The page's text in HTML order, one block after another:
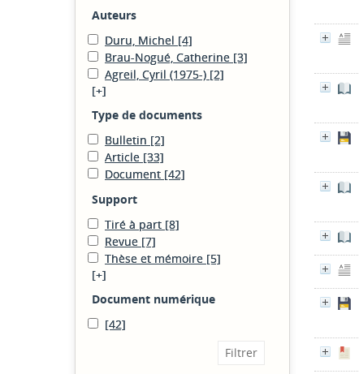
Auteurs
Duru, Michel [4]
Brau-Nogué, Catherine [3]
Agreil, Cyril (1975-) [2]
[+]
Type de documents
Bulletin [2]
Article [33]
Document [42]
Support
Tiré à part [8]
Revue [7]
Thèse et mémoire [5]
[+]
Document numérique
[42]